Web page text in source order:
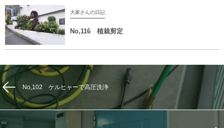
大家さんの日記
No,116 植栽剪定
No,102 ケルヒャーで高圧洗浄